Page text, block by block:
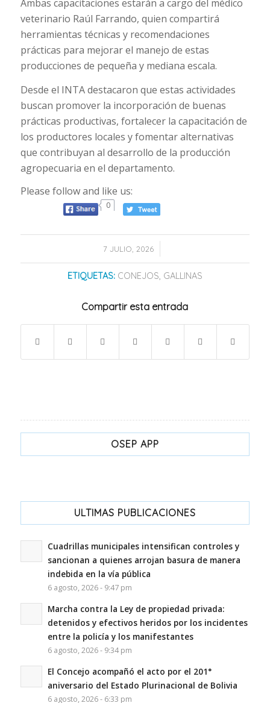
Ambas capacitaciones estarán a cargo del médico
veterinario Raúl Farrando, quien compartirá
herramientas técnicas y recomendaciones
prácticas para mejorar el manejo de estas
producciones de pequeña y mediana escala.
Desde el INTA destacaron que estas actividades
buscan promover la incorporación de buenas
prácticas productivas, fortalecer la capacitación de
los productores locales y fomentar alternativas
que contribuyan al desarrollo de la producción
agropecuaria en el departamento.
Please follow and like us:
0
7 JULIO, 2026
/
ETIQUETAS: CONEJOS, GALLINAS
Compartir esta entrada
OSEP APP
ULTIMAS PUBLICACIONES
Cuadrillas municipales intensifican controles y
sancionan a quienes arrojan basura de manera
indebida en la vía pública
6 agosto, 2026 - 9:47 pm
Marcha contra la Ley de propiedad privada:
detenidos y efectivos heridos por los incidentes
entre la policía y los manifestantes
6 agosto, 2026 - 9:34 pm
El Concejo acompañó el acto por el 201°
aniversario del Estado Plurinacional de Bolivia
6 agosto, 2026 - 6:33 pm